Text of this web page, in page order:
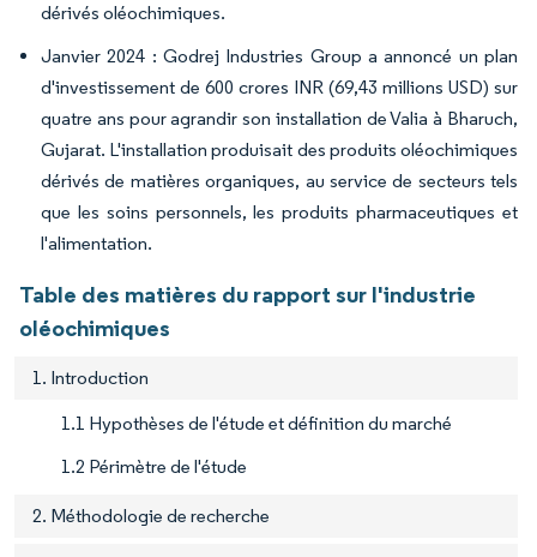
dérivés oléochimiques.
Janvier 2024 : Godrej Industries Group a annoncé un plan
d'investissement de 600 crores INR (69,43 millions USD) sur
quatre ans pour agrandir son installation de Valia à Bharuch,
Gujarat. L'installation produisait des produits oléochimiques
dérivés de matières organiques, au service de secteurs tels
que les soins personnels, les produits pharmaceutiques et
l'alimentation.
Table des matières du rapport sur l'industrie
oléochimiques
1. Introduction
1.1 Hypothèses de l'étude et définition du marché
1.2 Périmètre de l'étude
2. Méthodologie de recherche